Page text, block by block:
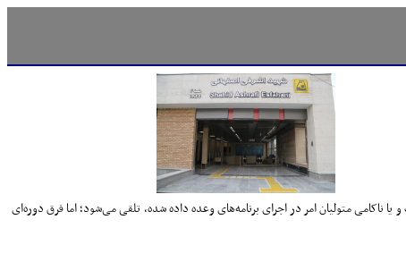
و یا ناکامی متولیان امر در اجرای برنامه‌های وعده داده شده، تلقی می‌شود؛ اما فرق دوره‌ای